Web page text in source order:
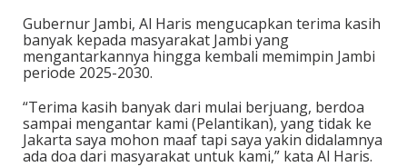
Gubernur Jambi, Al Haris mengucapkan terima kasih
banyak kepada masyarakat Jambi yang
mengantarkannya hingga kembali memimpin Jambi
periode 2025-2030.
“Terima kasih banyak dari mulai berjuang, berdoa
sampai mengantar kami (Pelantikan), yang tidak ke
Jakarta saya mohon maaf tapi saya yakin didalamnya
ada doa dari masyarakat untuk kami,” kata Al Haris.